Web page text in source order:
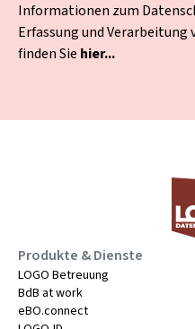
Informationen zum
Erfassung und
finden Sie hier...
Produkte & Dienste
LOGO Betreuung
BdB at work
eBO.connect